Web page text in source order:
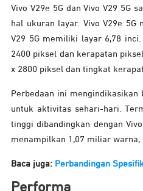
Vivo V29e 5G dan Vivo V29 5G
hal ukuran layar. Vivo V29e
V29 5G memiliki layar 6,78
2400 piksel dan kerapatan
x 2800 piksel dan tingkat
Perbedaan ini
untuk aktivitas sehari-hari.
tinggi dibandingkan dengan
menampilkan 1,07 miliar warna,
Baca juga: Perbandingan
Performa